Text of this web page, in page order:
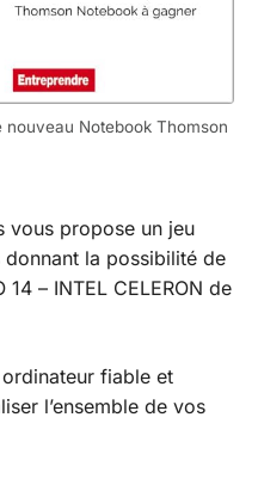
Notebook Thomson
vous propose un jeu
la possibilité de
– INTEL CELERON de
fiable et
l’ensemble de vos